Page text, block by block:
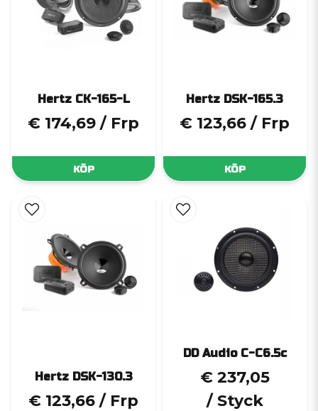
Hertz CK-165-L
€ 174,69 / Frp
KÖP
Hertz DSK-165.3
€ 123,66 / Frp
KÖP
Hertz DSK-130.3
€ 123,66 / Frp
DD Audio C-C6.5c
€ 237,05
/ Styck